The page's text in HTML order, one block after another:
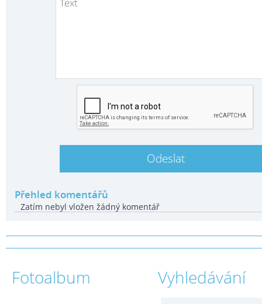
Přehled komentářů
Zatím nebyl vložen žádný komentář
Fotoalbum Vyhledávání